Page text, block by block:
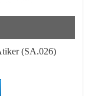
(SA.026)